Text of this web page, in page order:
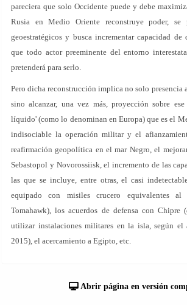
pareciera que solo Occidente puede y debe
Rusia en Medio Oriente reconstruye poder, se
geoestratégicos y busca incrementar capacidad de
que todo actor preeminente del entorno
pretenderá para serlo.
Pero dicha reconstrucción implica no solo presencia
sino alcanzar, una vez más, proyección sobre
líquido' (como lo denominan en Europa) que es el
indisociable la operación militar y el
reafirmación geopolítica en el mar Negro, el
Sebastopol y Novorossiisk, el incremento de las
las que se incluye, entre otras, el casi
equipado con misiles crucero equivalentes al
Tomahawk), los acuerdos de defensa con Chipre
utilizar instalaciones militares en la isla, según el
2015), el acercamiento a Egipto, etc.
Abrir página en versión